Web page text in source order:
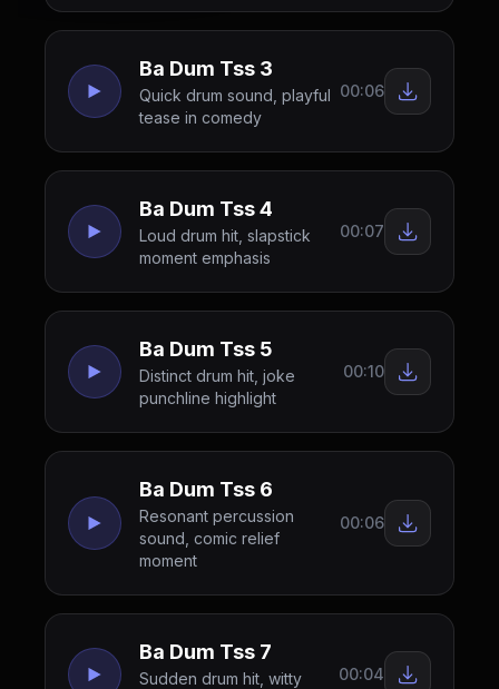
Ba Dum Tss 3
Quick drum sound, playful
tease in comedy
00:06
Ba Dum Tss 4
Loud drum hit, slapstick
moment emphasis
00:07
Ba Dum Tss 5
Distinct drum hit, joke
punchline highlight
00:10
Ba Dum Tss 6
Resonant percussion
sound, comic relief
moment
00:06
Ba Dum Tss 7
Sudden drum hit, witty
00:04